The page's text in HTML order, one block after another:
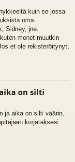
kuin se jossa
oma
Sidney, jne.
monet muutkin
et ole rekisteröitynyt,
on silti
ja aika on silti väärin,
korjataksesi